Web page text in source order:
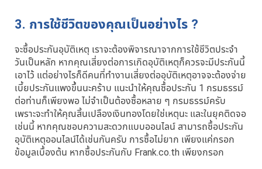
3. การใช้ชีวิตของคุณเป็นอย่างไร ?
จะซื้อประกันอุบัติเหตุ เราจะต้องพิจารณาจากการใช้ชีวิตประจำ
วันเป็นหลัก หากคุณเสี่ยงต่อการเกิดอุบัติเหตุก็ควรจะมีประกันนี้
เอาไว้ แต่อย่างไรก็ดีคนที่ทำงานเสี่ยงต่ออุบัติเหตุอาจจะต้องจ่าย
เบี้ยประกันแพงขึ้นนะคร้าบ แนะนำให้คุณซื้อประกัน 1 กรมธรรม์
ต่อท่านก็เพียงพอ ไม่จำเป็นต้องซื้อหลาย ๆ กรมธรรม์ครับ
เพราะจะทำให้คุณสิ้นเปลืองเงินทองโดยใช่เหตุนะ และในยุคติดจอ
เช่นนี้ หากคุณชอบความสะดวกแบบออนไลน์ สามารถซื้อประกัน
อุบัติเหตุออนไลน์ได้เช่นกันครับ การซื้อไม่ยาก เพียงแค่กรอก
ข้อมูลเบื้องต้น หากซื้อประกันกับ Frank.co.th เพียงกรอก